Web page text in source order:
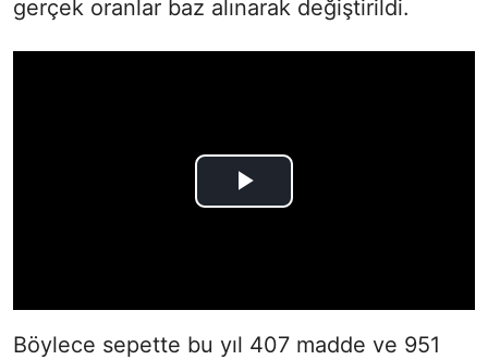
gerçek oranlar baz alınarak değiştirildi.
Böylece sepette bu yıl 407 madde ve 951